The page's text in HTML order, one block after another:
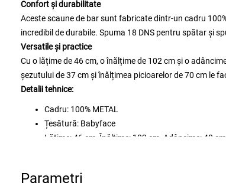
Confort și durabilitate
Aceste scaune de bar sunt fabricate dintr-un cadru
incredibil de durabile. Spuma 18 DNS pentru spătar și
Versatile și practice
Cu o lățime de 46 cm, o înălțime de 102 cm și o
șezutului de 37 cm și înălțimea picioarelor de 70 cm le
Detalii tehnice:
Cadru: 100% METAL
Țesătură: Babyface
Lățime: 46 cm, Înălțime: 102 cm, Adâncime: 40
Spumă 18 DNS pentru spătar / spumă 22 DNS
Parametri